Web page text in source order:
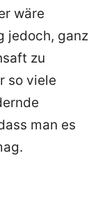
wäre
jedoch, ganz
zu
so viele
man es